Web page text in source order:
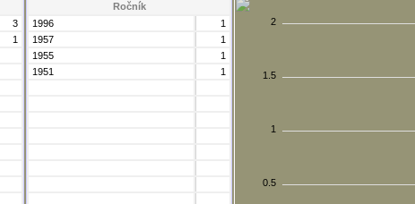
3
1
Ročník
1996
1
1957
1
1955
1
1951
1
0.5
1
1.5
2